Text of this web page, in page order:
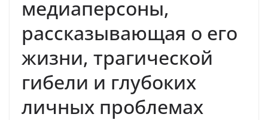
медиаперсоны,
рассказывающая о его
жизни, трагической
гибели и глубоких
личных проблемах